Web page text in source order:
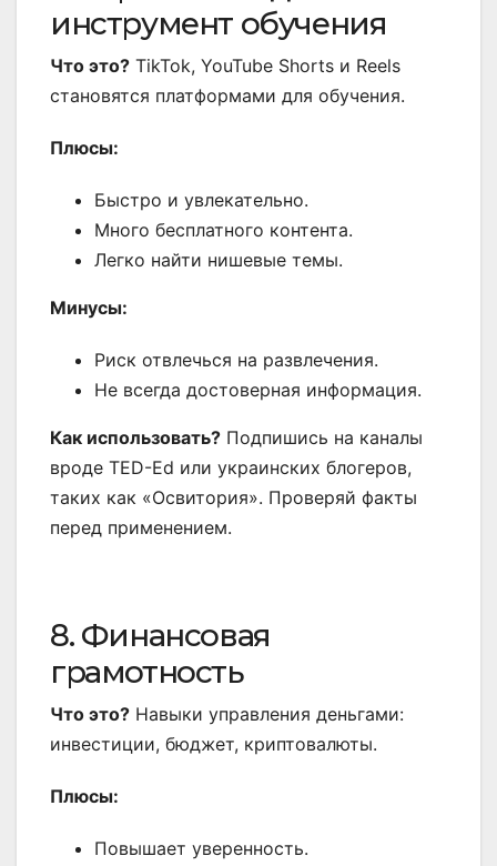
инструмент обучения
Что это? TikTok, YouTube Shorts и Reels
становятся платформами для обучения.
Плюсы:
Быстро и увлекательно.
Много бесплатного контента.
Легко найти нишевые темы.
Минусы:
Риск отвлечься на развлечения.
Не всегда достоверная информация.
Как использовать? Подпишись на каналы
вроде TED-Ed или украинских блогеров,
таких как «Освитория». Проверяй факты
перед применением.
8. Финансовая
грамотность
Что это? Навыки управления деньгами:
инвестиции, бюджет, криптовалюты.
Плюсы:
Повышает уверенность.